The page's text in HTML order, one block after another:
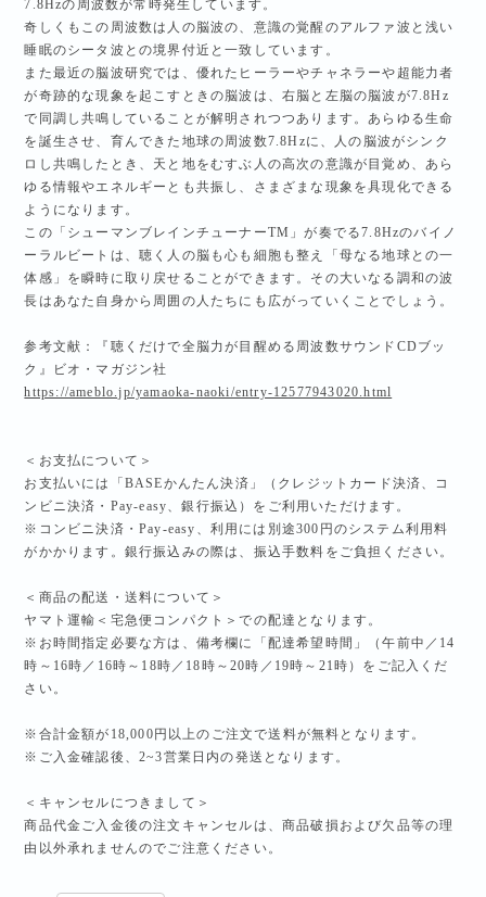
7.8Hzの周波数が常時発生しています。
奇しくもこの周波数は人の脳波の、意識の覚醒のアルファ波と浅い
睡眠のシータ波との境界付近と一致しています。
また最近の脳波研究では、優れたヒーラーやチャネラーや超能力者
が奇跡的な現象を起こすときの脳波は、右脳と左脳の脳波が7.8Hz
で同調し共鳴していることが解明されつつあります。あらゆる生命
を誕生させ、育んできた地球の周波数7.8Hzに、人の脳波がシンク
ロし共鳴したとき、天と地をむすぶ人の高次の意識が目覚め、あら
ゆる情報やエネルギーとも共振し、さまざまな現象を具現化できる
ようになります。
この「シューマンブレインチューナーTM」が奏でる7.8Hzのバイノ
ーラルビートは、聴く人の脳も心も細胞も整え「母なる地球との一
体感」を瞬時に取り戻せることができます。その大いなる調和の波
長はあなた自身から周囲の人たちにも広がっていくことでしょう。
参考文献：『聴くだけで全脳力が目醒める周波数サウンドCDブッ
ク』ビオ・マガジン社
https://ameblo.jp/yamaoka-naoki/entry-12577943020.html
＜お支払について＞
お支払いには「BASEかんたん決済」（クレジットカード決済、コ
ンビニ決済・Pay-easy、銀行振込）をご利用いただけます。
※コンビニ決済・Pay-easy、利用には別途300円のシステム利用料
がかかります。銀行振込みの際は、振込手数料をご負担ください。
＜商品の配送・送料について＞
ヤマト運輸＜宅急便コンパクト＞での配達となります。
※お時間指定必要な方は、備考欄に「配達希望時間」（午前中／14
時～16時／16時～18時／18時～20時／19時～21時）をご記入くだ
さい。
※合計金額が18,000円以上のご注文で送料が無料となります。
※ご入金確認後、2~3営業日内の発送となります。
＜キャンセルにつきまして＞
商品代金ご入金後の注文キャンセルは、商品破損および欠品等の理
由以外承れませんのでご注意ください。